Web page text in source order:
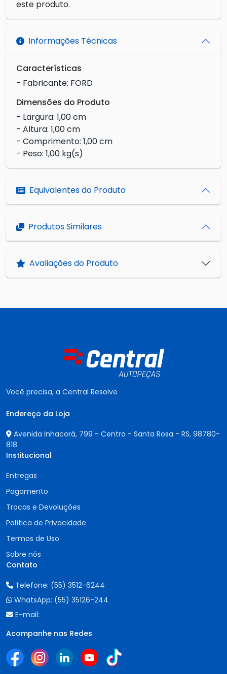
este produto.
Informações Técnicas
Características
- Fabricante: FORD
Dimensões do Produto
- Largura: 1,00 cm
- Altura: 1,00 cm
- Comprimento: 1,00 cm
- Peso: 1,00 kg(s)
Equivalentes do Produto
Produtos Similares
Avaliações do Produto
Você precisa, a Central Resolve
Endereço da Loja
Avenida Inhacorá, 799 - Centro - Santa Rosa - RS, 98780-
818
Institucional
Entregas
Pagamento
Trocas e Devoluções
Política de Privacidade
Termos de Uso
Sobre nós
Contato
Telefone: (55) 3512-6244
WhatsApp: (55) 35126-244
E-mail:
Acompanhe nas Redes